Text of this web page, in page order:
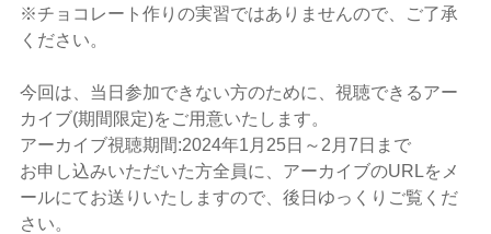
※チョコレート作りの実習ではありませんので、ご了承
ください。
今回は、当日参加できない方のために、視聴できるアー
カイブ(期間限定)をご用意いたします。
アーカイブ視聴期間:2024年1月25日～2月7日まで
お申し込みいただいた方全員に、アーカイブのURLをメ
ールにてお送りいたしますので、後日ゆっくりご覧くだ
さい。